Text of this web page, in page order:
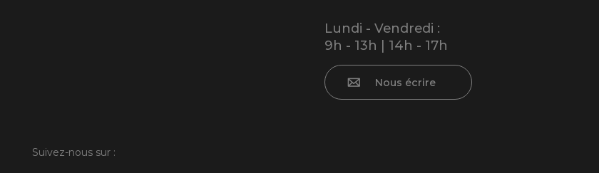
Lundi - Vendredi :
9h - 13h | 14h - 17h
Nous écrire
Suivez-nous sur :